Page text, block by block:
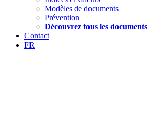
Modèles de documents
Prévention
Découvrez tous les documents
Contact
FR